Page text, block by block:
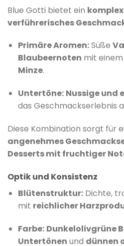
Blue Gotti bietet ein
verführerisches
Primäre Aromen:Süße
Blaubeernoten mit
Minze.
Untertöne: Nussige und
das Geschmackserlebnis
Diese Kombination sorgt für
angenehmes
Desserts mit fruchtiger
Optik und Konsistenz
Blütenstruktur: Dichte,
mit reichlicher
Farbe: Dunkelolivgrüne
Untertönen und dünnen